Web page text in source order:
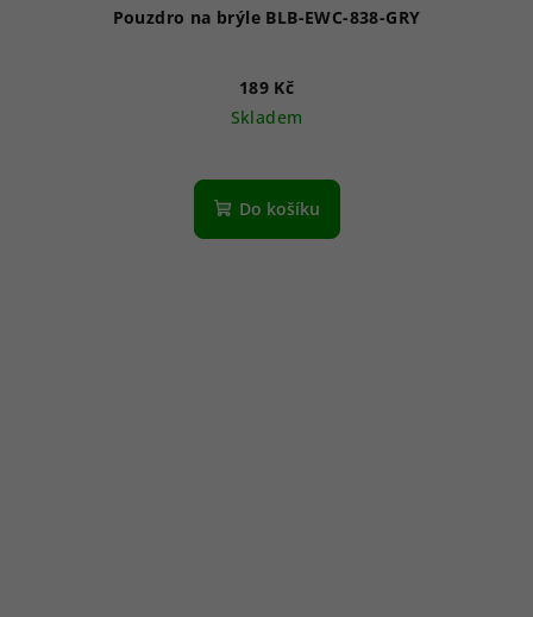
Pouzdro na brýle BLB-EWC-838-GRY
189 Kč
Skladem
Do košíku